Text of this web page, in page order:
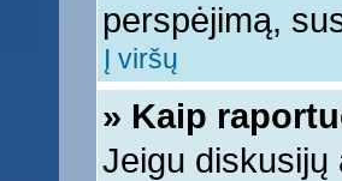
perspėjimą,
Į viršų
» Kaip
Jeigu diskusijų